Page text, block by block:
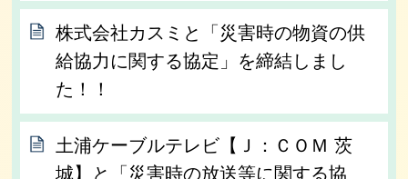
株式会社カスミと「災害時の物資の供
給協力に関する協定」を締結しまし
た！！
土浦ケーブルテレビ【Ｊ：ＣＯＭ 茨
城】と「災害時の放送等に関する協